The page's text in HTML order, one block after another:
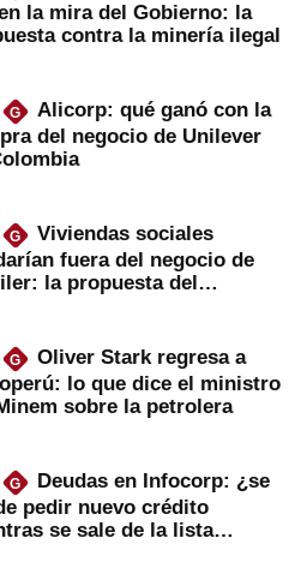
la mira del Gobierno: la
contra la minería ilegal
G
Alicorp: qué ganó con la
del negocio de Unilever
G
Viviendas sociales
fuera del negocio de
la propuesta del
G
Oliver Stark regresa a
lo que dice el ministro
sobre la petrolera
G
Deudas en Infocorp: ¿se
pedir nuevo crédito
se sale de la lista